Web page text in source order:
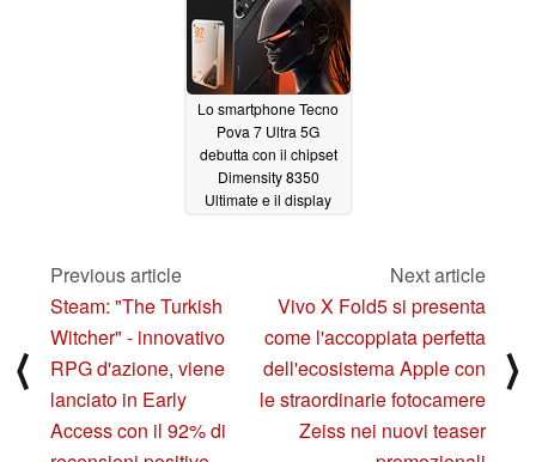
Lo smartphone Tecno
Pova 7 Ultra 5G
debutta con il chipset
Dimensity 8350
Ultimate e il display
⟨
Previous article
Steam: "The Turkish
Witcher" - innovativo
RPG d'azione, viene
lanciato in Early
Access con il 92% di
Next article
Vivo X Fold5 si presenta
come l'accoppiata perfetta
dell'ecosistema Apple con
le straordinarie fotocamere
Zeiss nei nuovi teaser
⟩